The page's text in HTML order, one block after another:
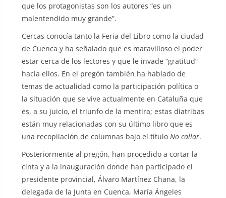
que los protagonistas son los autores “es un
malentendido muy grande”.
Cercas conocía tanto la Feria del Libro como la ciudad
de Cuenca y ha señalado que es maravilloso el poder
estar cerca de los lectores y que le invade “gratitud”
hacia ellos. En el pregón también ha hablado de
temas de actualidad como la participación política o
la situación que se vive actualmente en Cataluña que
es, a su juicio, el triunfo de la mentira; estas diatribas
están muy relacionadas con su último libro que es
una recopilación de columnas bajo el título No callar.
Posteriormente al pregón, han procedido a cortar la
cinta y a la inauguración donde han participado el
presidente provincial, Álvaro Martínez Chana, la
delegada de la Junta en Cuenca, María Ángeles